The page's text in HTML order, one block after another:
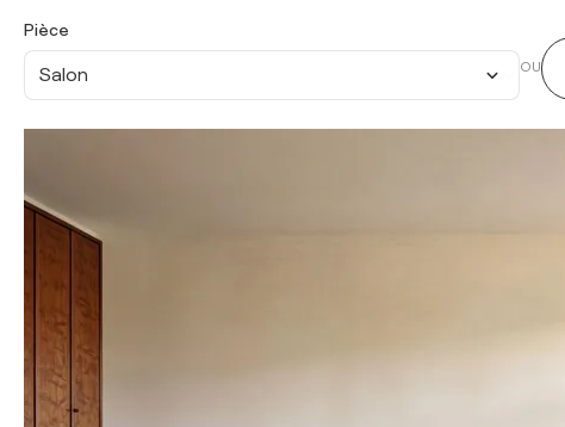
Pièce
Salon OU